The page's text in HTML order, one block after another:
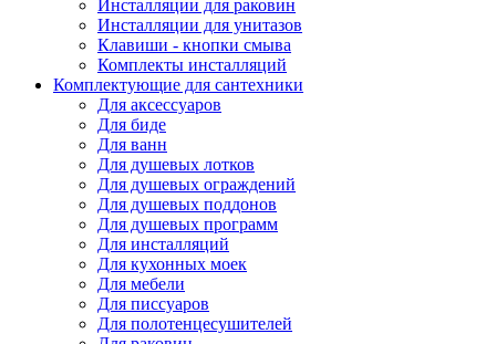
Инсталляции для раковин
Инсталляции для унитазов
Клавиши - кнопки смыва
Комплекты инсталляций
Комплектующие для сантехники
Для аксессуаров
Для биде
Для ванн
Для душевых лотков
Для душевых ограждений
Для душевых поддонов
Для душевых программ
Для инсталляций
Для кухонных моек
Для мебели
Для писсуаров
Для полотенцесушителей